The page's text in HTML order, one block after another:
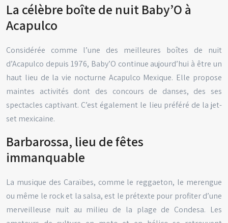
La célèbre boîte de nuit Baby’O à
Acapulco
Considérée comme l’une des meilleures boîtes de nuit
d’Acapulco depuis 1976, Baby’O continue aujourd’hui à être un
haut lieu de la vie nocturne Acapulco Mexique. Elle propose
maintes activités dont des concours de danses, des ses
spectacles captivant. C’est également le lieu préféré de la jet-
set mexicaine.
Barbarossa, lieu de fêtes
immanquable
La musique des Caraïbes, comme le reggaeton, le merengue
ou même le rock et la salsa, est le prétexte pour profiter d’une
merveilleuse nuit au milieu de la plage de Condesa. Les